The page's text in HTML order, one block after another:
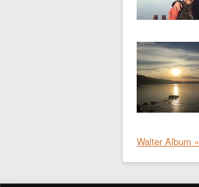
Walter Album »